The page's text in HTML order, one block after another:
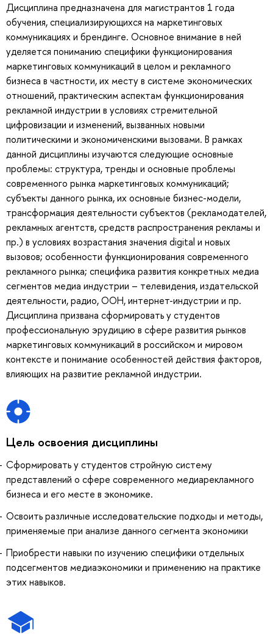
Дисциплина предназначена для магистрантов 1 года
обучения, специализирующихся на маркетинговых
коммуникациях и брендинге. Основное внимание в ней
уделяется пониманию специфики функционирования
маркетинговых коммуникаций в целом и рекламного
бизнеса в частности, их месту в системе экономических
отношений, практическим аспектам функционирования
рекламной индустрии в условиях стремительной
цифровизации и изменений, вызванных новыми
политическими и экономиченскими вызовами. В рамках
данной дисциплины изучаются следующие основные
проблемы: структура, тренды и основные проблемы
современного рынка маркетинговых коммуникаций;
субъекты данного рынка, их основные бизнес-модели,
трансформация деятельности субъектов (рекламодателей,
рекламных агентств, средств распространения рекламы и
пр.) в условиях возрастания значения digital и новых
вызовов; особенности функционирования современного
рекламного рынка; специфика развития конкретных медиа
сегментов медиа индустрии – телевидения, издательской
деятельности, радио, ООН, интернет-индустрии и пр.
Дисциплина призвана сформировать у студентов
профессиональную эрудицию в сфере развития рынков
маркетинговых коммуникаций в российском и мировом
контексте и понимание особенностей действия факторов,
влияющих на развитие рекламной индустрии.
Цель освоения дисциплины
Сформировать у студентов стройную систему
представлений о сфере современного медиарекламного
бизнеса и его месте в экономике.
Освоить различные исследовательские подходы и методы,
применяемые при анализе данного сегмента экономики
Приобрести навыки по изучению специфики отдельных
подсегментов медиаэкономики и применению на практике
этих навыков.